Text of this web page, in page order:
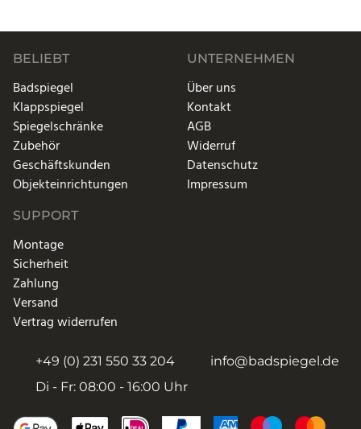
BELIEBT
Badspiegel
Klappspiegel
Spiegelschränke
Zubehör
Geschäftskunden
Objekteinrichtungen
UNTERNEHMEN
Über uns
Kontakt
AGB
Widerruf
Datenschutz
Impressum
SUPPORT
Montage
Sicherheit
Zahlung
Versand
Vertrag widerrufen
+49 (0) 231 550 33 204
info@badspiegel.de
Di - Fr: 08:00 - 16:00 Uhr